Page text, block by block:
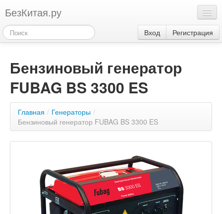
БезКитая.ру
Каталог
Контакты
Акции 3
Вход Регистрация
Бензиновый генератор
FUBAG BS 3300 ES
Главная / Генераторы /
Бензиновый генератор FUBAG BS 3300 ES